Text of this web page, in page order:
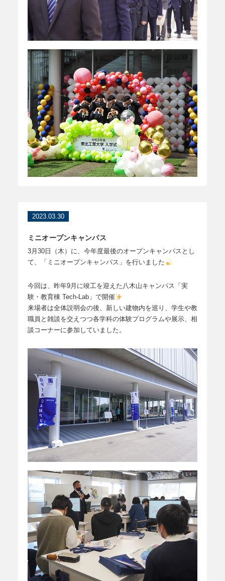
2023.03.30
ミニオープンキャンパス
3月30日（木）に、今年度最後のオープンキャンパスとし
て、「ミニオープンキャンパス」を行いました
今回は、昨年9月に竣工を迎えた八木山キャンパス「実
験・教育棟 Tech-Lab」で開催
来場者は全体説明会の後、新しい建物内を巡り、学生や教
職員と雑談を交えつつ各学科の体験プログラムや展示、相
談コーナーに参加していました。